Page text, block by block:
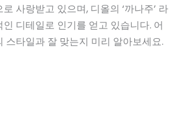
사랑받고 있으며, 디올의 ‘까나주’ 라
디테일로 인기를 얻고 있습니다. 어
스타일과 잘 맞는지 미리 알아보세요.